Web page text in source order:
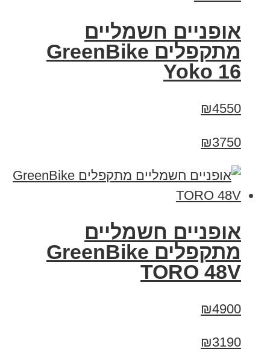
‏אופניים חשמליים
‏מתקפלים GreenBike
Yoko 16
₪4550
₪3750
אופניים חשמליים
מתקפלים GreenBike
TORO 48V
₪4900
₪3190